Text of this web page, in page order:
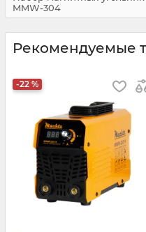
MMW-304
Рекомендуемые
-22 %